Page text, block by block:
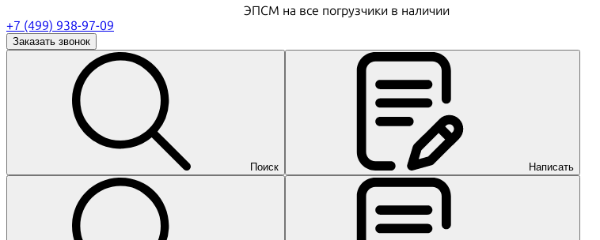
ЭПСМ на все погрузчики в наличии
+7 (499) 938-97-09
Заказать звонок
Поиск Написать